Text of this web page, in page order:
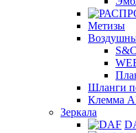
Метизы
S&C
Шланги
Клемма
Зеркала